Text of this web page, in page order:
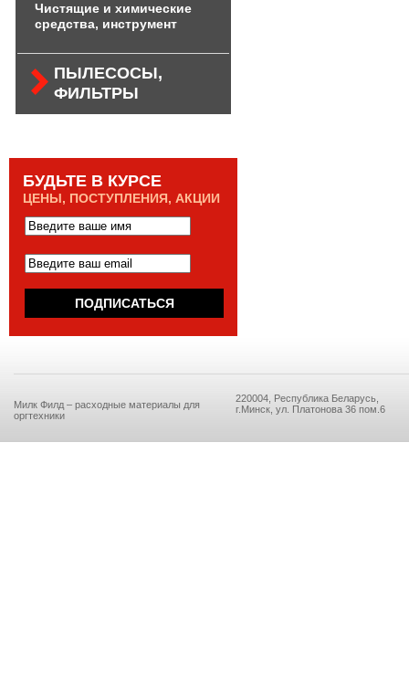
Чистящие и химические
средства, инструмент
ПЫЛЕСОСЫ,
ФИЛЬТРЫ
БУДЬТЕ В КУРСЕ
ЦЕНЫ, ПОСТУПЛЕНИЯ, АКЦИИ
Милк Филд – расходные материалы для
оргтехники
220004, Республика Беларусь,
г.Минск, ул. Платонова 36 пом.6